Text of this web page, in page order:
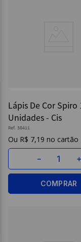
Lápis De Cor Spiro
Unidades - Cis
Ref. 38411
R$ 7,19
＋
－
COMPRAR